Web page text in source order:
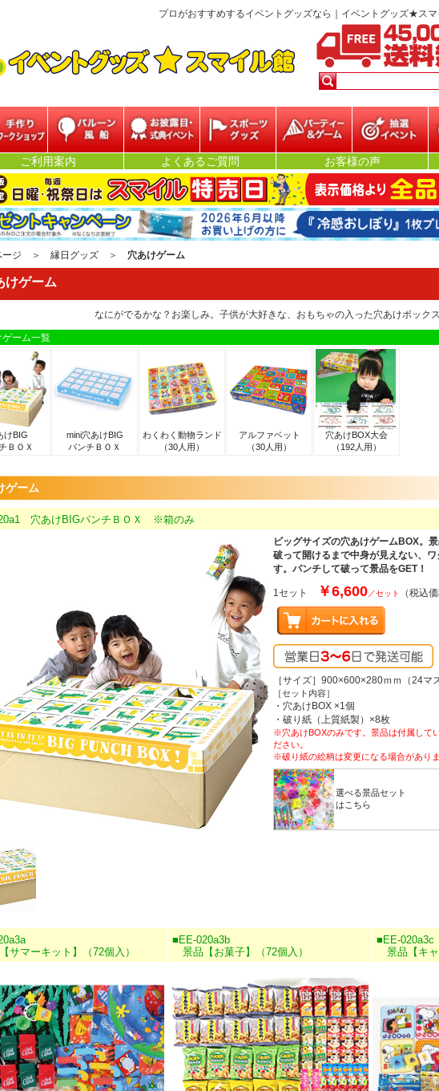
プロがおすすめするイベントグッズなら｜イベントグッズ★ス
イベント バルーン・風船
お披露目・式典イ
ベント
スポーツグッズ
パーティー&ゲー
ム
抽選イベント
ご利用案内 よくあるご質問 お客様の声
ージ ＞ 縁日グッズ ＞ 穴あけゲーム
けゲーム
なにがでるかな？お楽しみ。子供が大好きな、おもちゃの入った穴あけボックス
ーム一覧
けBIG
ＢＯＸ
mini穴あけBIG
パンチＢＯＸ
わくわく動物ランド
（30人用）
アルファベット
（30人用）
穴あけBOX大会
（192人用）
ゲーム
穴あけBIGパンチＢＯＸ ※箱のみ
ビッグサイズの穴あけゲームBOX。
破って開けるまで中身が見えない、
す。パンチして破って景品をGET！
1セット ￥6,600／セット （税込価
［サイズ］900×600×280ｍｍ（24マス
［セット内容］
・穴あけBOX ×1個
・破り紙（上質紙製）×8枚
※穴あけBOXのみです。景品は付属して
ださい。
※破り紙の絵柄は変更になる場合がありま
選べる景品セット
はこちら
サマーキット】（72個入）
■EE-020a3b
景品【お菓子】（72個入）
■EE-020a3c
景品【キャ